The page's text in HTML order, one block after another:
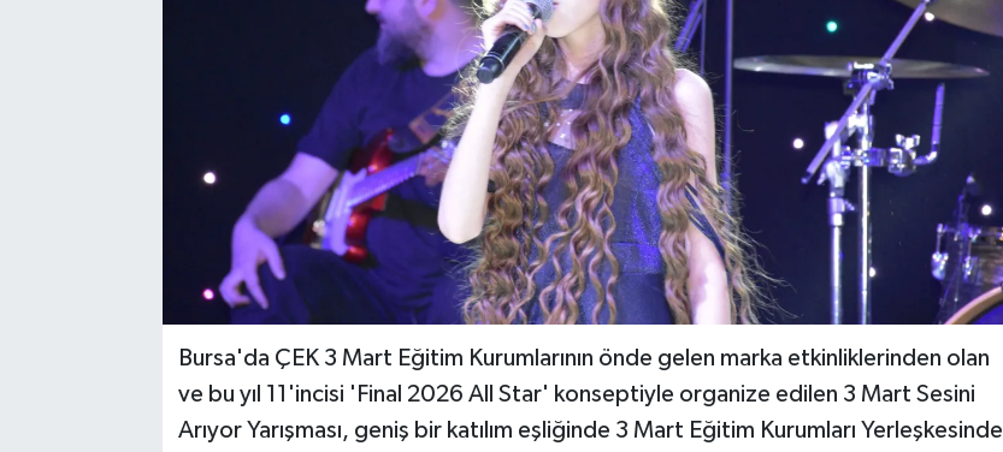
Bursa'da ÇEK 3 Mart Eğitim Kurumlarının önde gelen marka etkinliklerinden olan
ve bu yıl 11'incisi 'Final 2026 All Star' konseptiyle organize edilen 3 Mart Sesini
Arıyor Yarışması, geniş bir katılım eşliğinde 3 Mart Eğitim Kurumları Yerleşkesinde